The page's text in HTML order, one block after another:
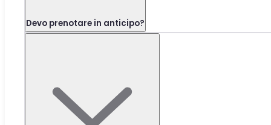
Devo prenotare in anticipo?